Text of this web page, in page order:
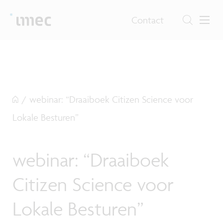
Contact
/ webinar: “Draaiboek Citizen Science voor
Lokale Besturen”
webinar: “Draaiboek
Citizen Science voor
Lokale Besturen”